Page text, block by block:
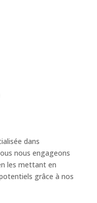
dans
nous engageons
les mettant en
grâce à nos